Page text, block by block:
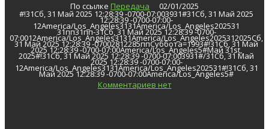
По ссылке Передача 02/01/2025
#!31Сб, 31 Май 2025 12:28:39 -0700-07:003931#31Сб, 31 Май 2025
12:28:39 -0700-07:00-
12America/Los_Angeles3131America/Los_Angeles202531
31пп31пп-31Сб, 31 Май 2025 12:28:39 -0700-
07:0012America/Los_Angeles3131America/Los_Angeles2025312025Сб,
31 Май 2025 12:28:39 -07002812285ппСуббота=1993#!31Сб, 31 Май
2025 12:28:39 -0700-07:00America/Los_Angeles5#Май 31st,
2025#!31Сб, 31 Май 2025 12:28:39 -0700-07:003931#/31Сб, 31 Май
2025 12:28:39 -0700-07:00-
12America/Los_Angeles3131America/Los_Angeles202531#!31Сб, 31
Май 2025 12:28:39 -0700-07:00America/Los_Angeles5#
Комментариев нет